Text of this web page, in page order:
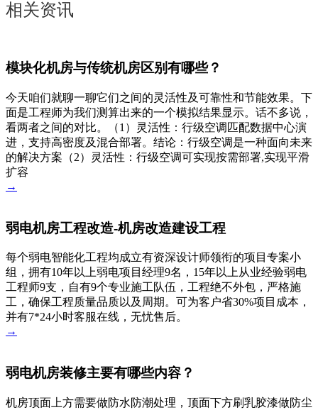
相关资讯
模块化机房与传统机房区别有哪些？
今天咱们就聊一聊它们之间的灵活性及可靠性和节能效果。下
面是工程师为我们测算出来的一个模拟结果显示。话不多说，
看两者之间的对比。（1）灵活性：行级空调匹配数据中心演
进，支持高密度及混合部署。结论：行级空调是一种面向未来
的解决方案（2）灵活性：行级空调可实现按需部署,实现平滑
扩容
→
弱电机房工程改造-机房改造建设工程
每个弱电智能化工程均成立有资深设计师领衔的项目专案小
组，拥有10年以上弱电项目经理9名，15年以上从业经验弱电
工程师9支，自有9个专业施工队伍，工程绝不外包，严格施
工，确保工程质量品质以及周期。可为客户省30%项目成本，
并有7*24小时客服在线，无忧售后。
→
弱电机房装修主要有哪些内容？
机房顶面上方需要做防水防潮处理，顶面下方刷乳胶漆做防尘